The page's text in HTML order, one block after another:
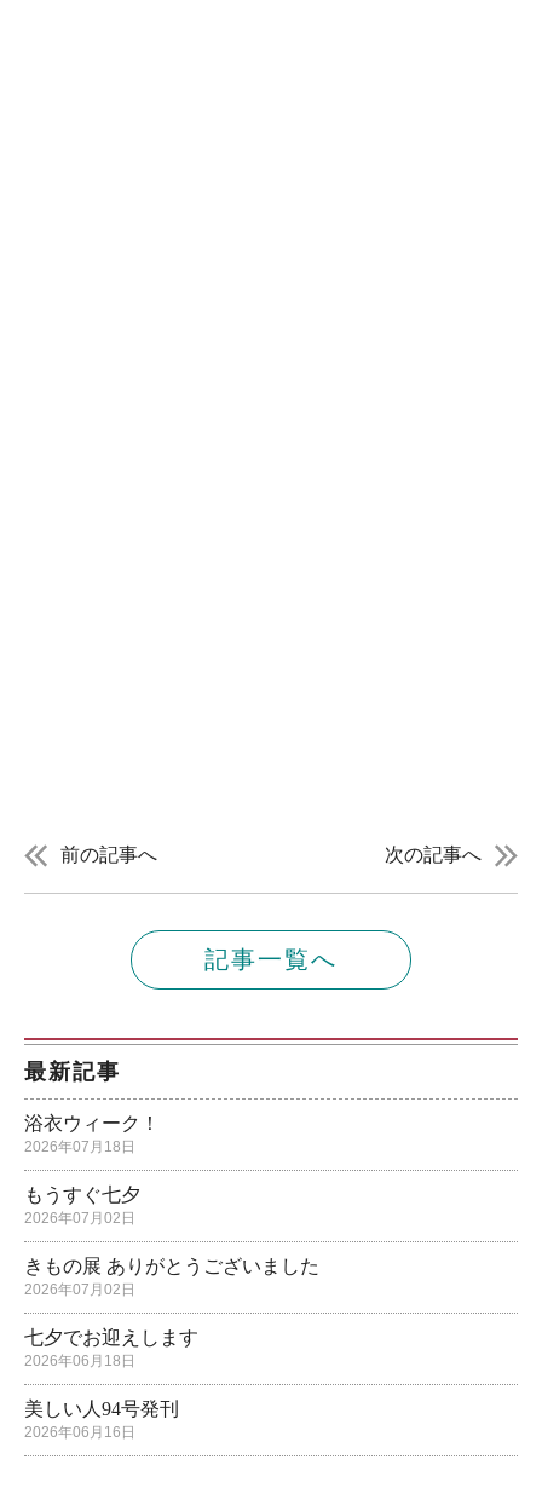
前の記事へ 次の記事へ
記事一覧へ
最新記事
浴衣ウィーク！
2026年07月18日
もうすぐ七夕
2026年07月02日
きもの展 ありがとうございました
2026年07月02日
七夕でお迎えします
2026年06月18日
美しい人94号発刊
2026年06月16日